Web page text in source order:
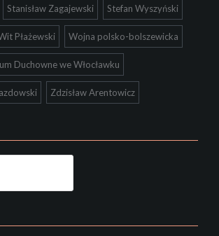
Stanisław Zagajewski Stefan Wyszyński
Płażewski Wojna polsko-bolszewicka
Duchowne we Włocławku
Zdzisław Arentowicz